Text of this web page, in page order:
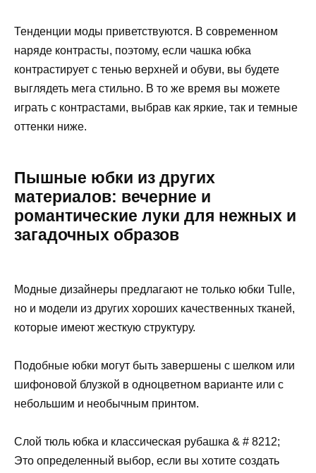
Тенденции моды приветствуются. В современном
наряде контрасты, поэтому, если чашка юбка
контрастирует с тенью верхней и обуви, вы будете
выглядеть мега стильно. В то же время вы можете
играть с контрастами, выбрав как яркие, так и темные
оттенки ниже.
Пышные юбки из других
материалов: вечерние и
романтические луки для нежных и
загадочных образов
Модные дизайнеры предлагают не только юбки Tulle,
но и модели из других хороших качественных тканей,
которые имеют жесткую структуру.
Подобные юбки могут быть завершены с шелком или
шифоновой блузкой в ​​одноцветном варианте или с
небольшим и необычным принтом.
Слой тюль юбка и классическая рубашка & # 8212;
Это определенный выбор, если вы хотите создать